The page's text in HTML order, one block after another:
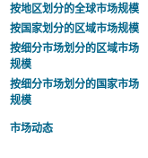
按地区划分的全球市场规模
按国家划分的区域市场规模
按细分市场划分的区域市场
规模
按细分市场划分的国家市场
规模
市场动态